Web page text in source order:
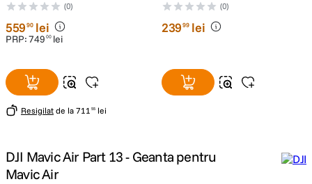
10 . dji osmo
(0)
55990 lei
PRP:749 00 lei
Resigilat de la 711 55 lei
(0)
23999 lei
DJI Mavic Air Part 13 - Geanta pentru
Mavic Air